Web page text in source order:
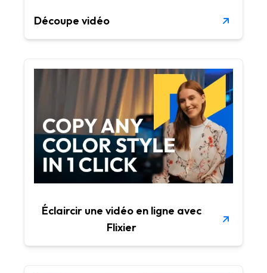
Découpe vidéo
Éclaircir une vidéo en ligne avec
Flixier